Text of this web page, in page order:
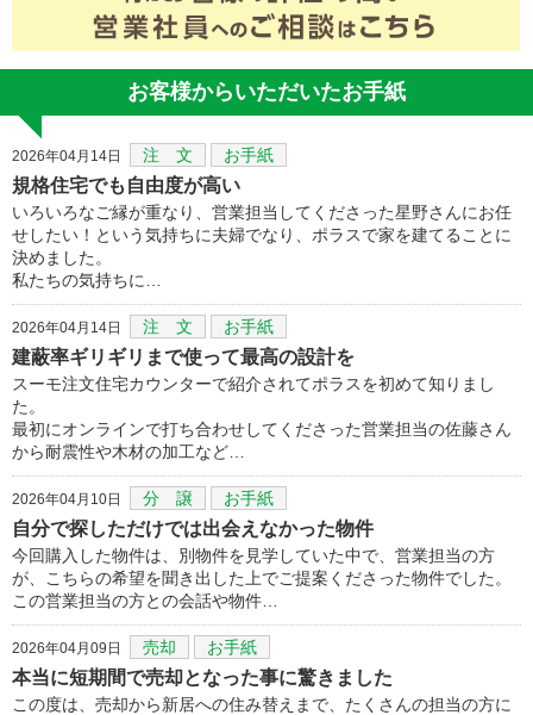
お客様からいただいたお手紙
2026年04月14日 注 文 お手紙
規格住宅でも自由度が高い
いろいろなご縁が重なり、営業担当してくださった星野さんにお任
せしたい！という気持ちに夫婦でなり、ポラスで家を建てることに
決めました。
私たちの気持ちに…
2026年04月14日 注 文 お手紙
建蔽率ギリギリまで使って最高の設計を
スーモ注文住宅カウンターで紹介されてポラスを初めて知りまし
た。
最初にオンラインで打ち合わせしてくださった営業担当の佐藤さん
から耐震性や木材の加工など…
2026年04月10日 分 譲 お手紙
自分で探しただけでは出会えなかった物件
今回購入した物件は、別物件を見学していた中で、営業担当の方
が、こちらの希望を聞き出した上でご提案くださった物件でした。
この営業担当の方との会話や物件…
2026年04月09日 売却 お手紙
本当に短期間で売却となった事に驚きました
この度は、売却から新居への住み替えまで、たくさんの担当の方に